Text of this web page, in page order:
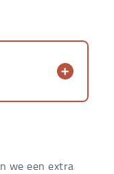
we een extra